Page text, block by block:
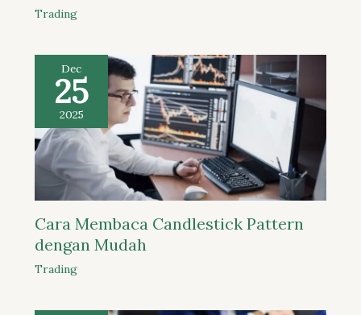
Trading
Dec
25
2025
Cara Membaca Candlestick Pattern
dengan Mudah
Trading